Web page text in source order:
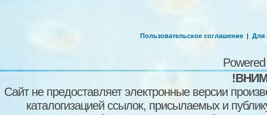
Пользовательское соглашение | Для
Сайт не предоставляет электронные версии
каталогизацией ссылок, присылаемых и